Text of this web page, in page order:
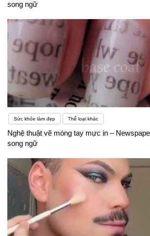
song ngữ
Sức khỏe làm đẹp Thể loại khác
Nghệ thuật vẽ móng tay mực in –
song ngữ